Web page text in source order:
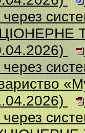
через
через
через